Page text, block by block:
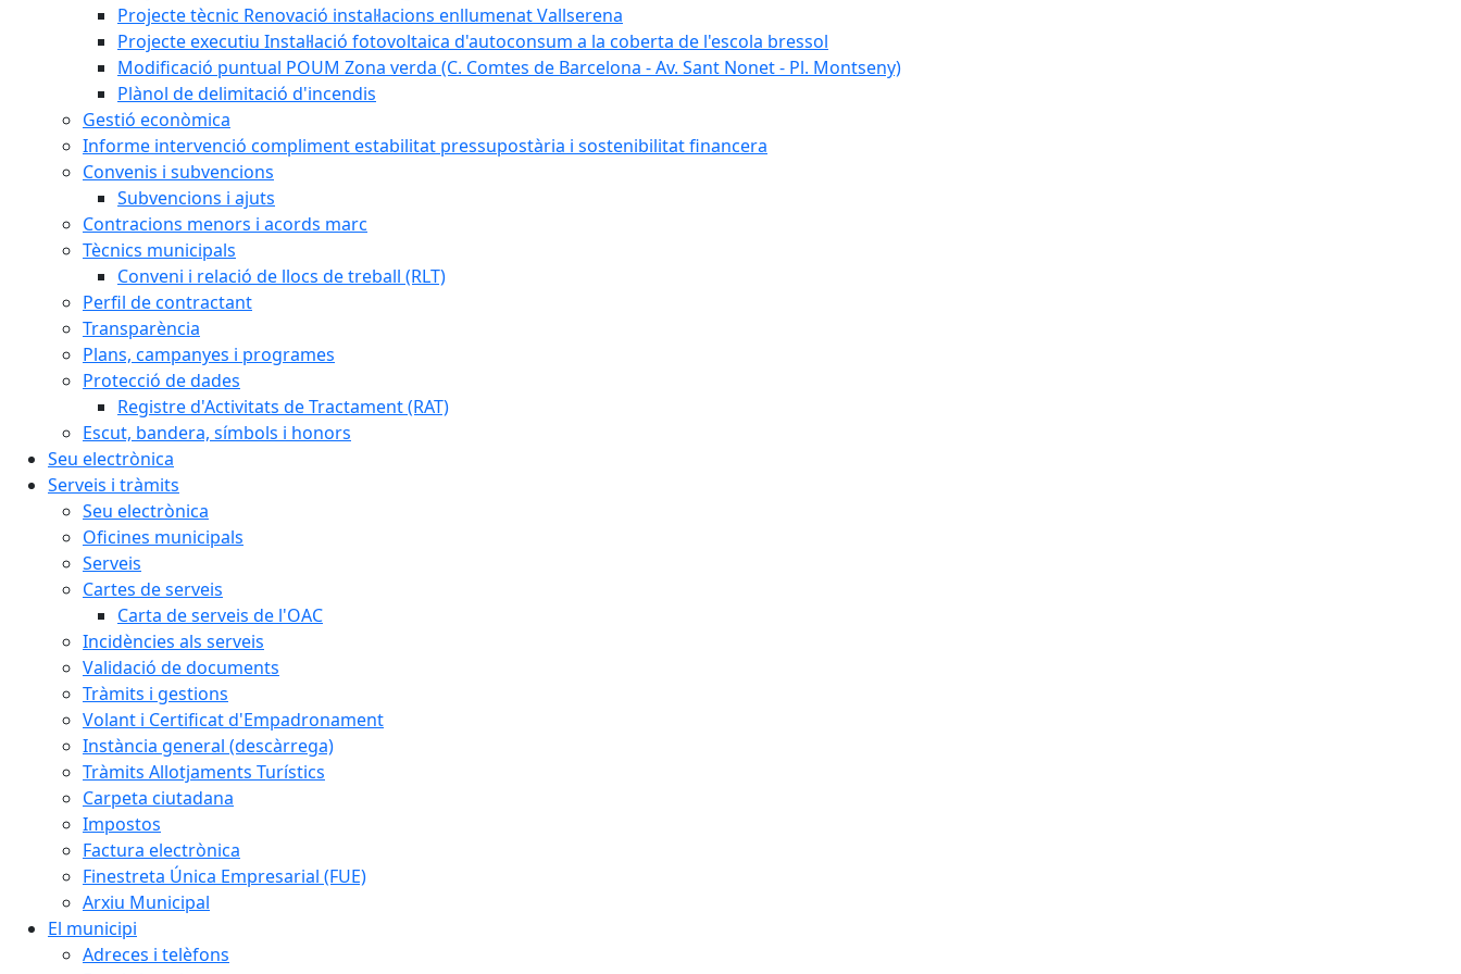
Projecte tècnic Renovació instal·lacions enllumenat Vallserena
Projecte executiu Instal·lació fotovoltaica d'autoconsum a la coberta de l'escola bressol
Modificació puntual POUM Zona verda (C. Comtes de Barcelona - Av. Sant Nonet - Pl. Montseny)
Plànol de delimitació d'incendis
Gestió econòmica
Informe intervenció compliment estabilitat pressupostària i sostenibilitat financera
Convenis i subvencions
Subvencions i ajuts
Contracions menors i acords marc
Tècnics municipals
Conveni i relació de llocs de treball (RLT)
Perfil de contractant
Transparència
Plans, campanyes i programes
Protecció de dades
Registre d'Activitats de Tractament (RAT)
Escut, bandera, símbols i honors
Seu electrònica
Serveis i tràmits
Seu electrònica
Oficines municipals
Serveis
Cartes de serveis
Carta de serveis de l'OAC
Incidències als serveis
Validació de documents
Tràmits i gestions
Volant i Certificat d'Empadronament
Instància general (descàrrega)
Tràmits Allotjaments Turístics
Carpeta ciutadana
Impostos
Factura electrònica
Finestreta Única Empresarial (FUE)
Arxiu Municipal
El municipi
Adreces i telèfons